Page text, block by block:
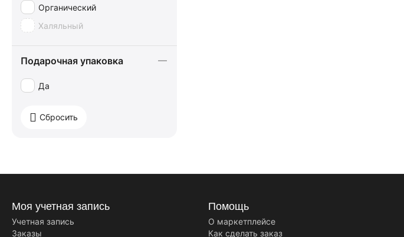
Органический
Халяльный
Подарочная упаковка
Да
Сбросить
Моя учетная запись
Учетная запись
Заказы
Помощь
О маркетплейсе
Как сделать заказ